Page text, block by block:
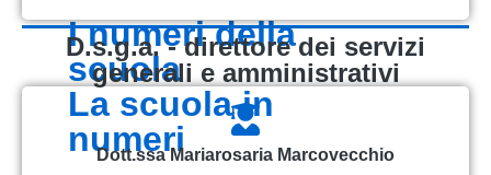
i numeri della
scuola
la scuola in
numeri
d.s.g.a. - direttore dei servizi
generali e amministrativi
Dott.ssa Mariarosaria Marcovecchio